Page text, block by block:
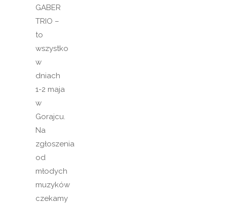
GABER
TRIO –
to
wszystko
w
dniach
1-2 maja
w
Gorajcu.
Na
zgłoszenia
od
młodych
muzyków
czekamy